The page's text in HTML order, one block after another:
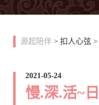
源起陪伴 > 扣人心弦 >
2021-05-24
慢.深.活~